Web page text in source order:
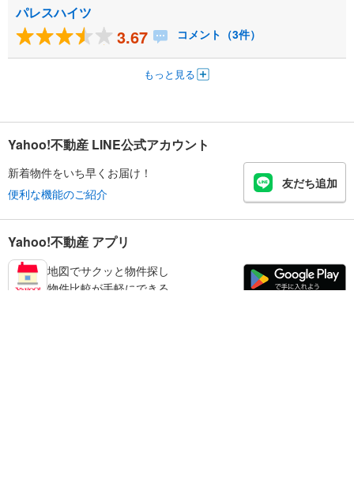
パレスハイツ
3.67 コメント（3件）
もっと見る
Yahoo!不動産 LINE公式アカウント
新着物件をいち早くお届け！
便利な機能のご紹介
友だち追加
Yahoo!不動産 アプリ
地図でサクッと物件探し
物件比較が手軽にできる